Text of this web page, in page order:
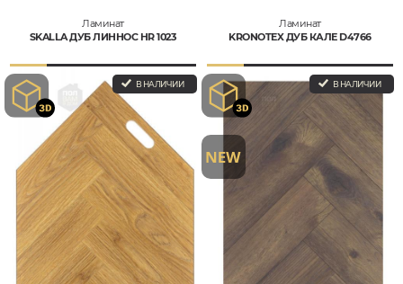
Ламинат
SKALLA ДУБ ЛИННОС HR 1023
В НАЛИЧИИ
Ламинат
KRONOTEX ДУБ КАЛЕ D4766
В НАЛИЧИИ